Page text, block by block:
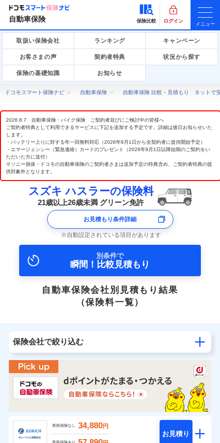
自動車保険 保険比較 ログイン
メニュー
取扱い保険会社 ランキング キャンペーン
お客さまの声 契約者特典 状況から探す
保険の基礎知識 お知らせ
ドコモスマート保険ナビ 自動車保険 自動車保険 比較・見積もり ネットで
2026.8.7 自動車保険・バイク保険 ご契約者並びにご検討中の皆様へ
ご契約者特典として利用できるサービスに下記を追加する予定です。詳細は後日お知らせいた
します。
・バッテリー上りに対する年一回無料対応（2026年9月1日から全契約者に提供開始予定）
・エマージェンシー（緊急連絡）カードのプレゼント（2026年9月1日以降始期のご契約をい
ただいた方に送付）
※ソニー損保・ドコモの自動車保険のご契約者さまは追加予定の特典含め、ご契約者特典の提
供対象外となります。
スズキ ハスラーの保険料
21歳以上26歳未満 グリーン免許
お見積もり条件詳細
自動設定されている項目があります
別条件で
瞬間！比較見積もり
自動車保険会社別見積もり結果
（保険料一覧）
保険会社で絞り込む
車両保険なし 34,880円
お見積り